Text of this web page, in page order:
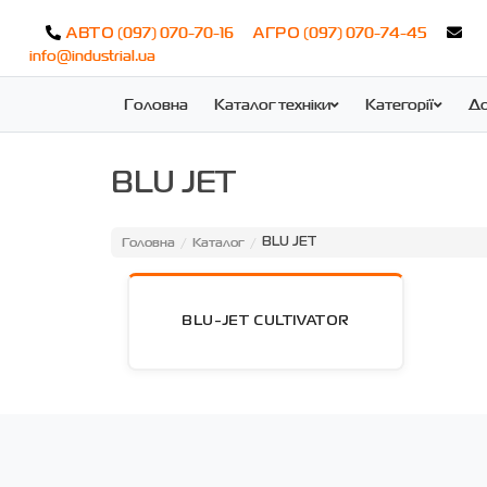
АВТО (097) 070-70-16 АГРО (097) 070-74-45
info@industrial.ua
Головна Каталог техніки Категорії
BLU JET
Головна / Каталог / BLU JET
BLU-JET CULTIVATOR